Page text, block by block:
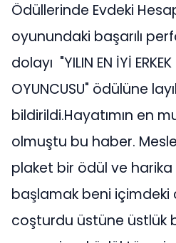
Ödüllerinde Evdeki
oyunundaki başarılı
dolayı "YILIN EN İYİ
OYUNCUSU" ödülüne
bildirildi.Hayatımın en
olmuştu bu haber.
plaket bir ödül ve
başlamak beni
coşturdu üstüne üstlük